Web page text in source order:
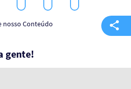
Stars
nosso Conteúdo
gente!